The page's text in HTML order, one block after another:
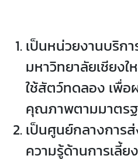
เป็นหน่วยงานบริก
มหาวิทยาลัยเชียงใ
ใช้สัตว์ทดลอง เพื่
คุณภาพตามมาตร
เป็นศูนย์กลางการ
ความรู้ด้านการเลี้ย